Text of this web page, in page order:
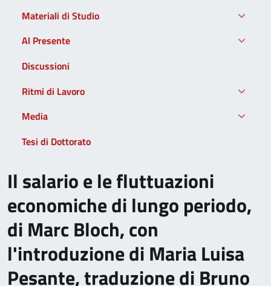
Il salario e le fluttuazioni
economiche di lungo periodo,
di Marc Bloch, con
l'introduzione di Maria Luisa
Pesante, traduzione di Bruno
Materiali di Studio
Al Presente
Discussioni
Ritmi di Lavoro
Media
Tesi di Dottorato